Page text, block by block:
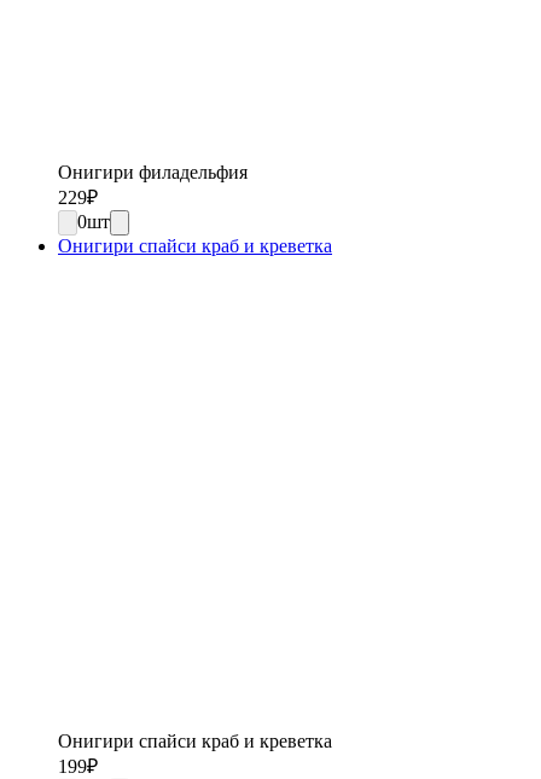
Онигири филадельфия
229₽
0шт
Онигири спайси краб и креветка
Онигири спайси краб и креветка
199₽